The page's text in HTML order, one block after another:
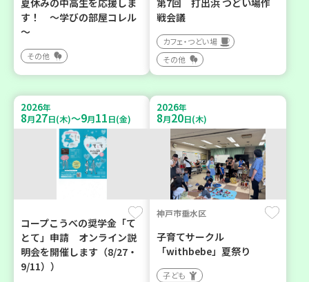
夏休みの中高生を応援しま
す！ ～学びの部屋コレル
～
その他
第7回 打出浜 つどい場作
戦会議
カフェ・つどい場
その他
2026年
8月27日(木)～9月11日(金)
コープこうべの奨学金「て
とて」申請 オンライン説
明会を開催します（8/27・
9/11））
2026年
8月20日(木)
神戸市垂水区
子育てサークル
「withbebe」夏祭り
子ども